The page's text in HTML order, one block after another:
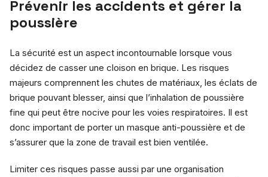
Prévenir les accidents et gérer la
poussière
La sécurité est un aspect incontournable lorsque vous
décidez de casser une cloison en brique. Les risques
majeurs comprennent les chutes de matériaux, les éclats de
brique pouvant blesser, ainsi que l’inhalation de poussière
fine qui peut être nocive pour les voies respiratoires. Il est
donc important de porter un masque anti-poussière et de
s’assurer que la zone de travail est bien ventilée.
Limiter ces risques passe aussi par une organisation